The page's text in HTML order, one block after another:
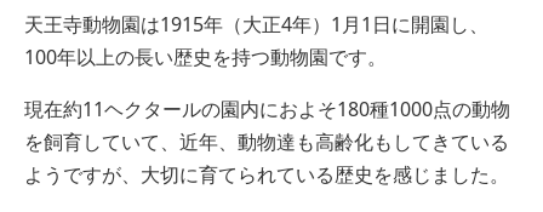
天王寺動物園は1915年（大正4年）1月1日に開園し、
100年以上の長い歴史を持つ動物園です。
現在約11ヘクタールの園内におよそ180種1000点の動物
を飼育していて、近年、動物達も高齢化もしてきている
ようですが、大切に育てられている歴史を感じました。